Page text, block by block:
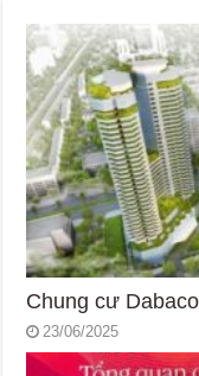
Chung cư
23/06/2025